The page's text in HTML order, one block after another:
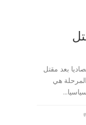
بعد مقتل
هي